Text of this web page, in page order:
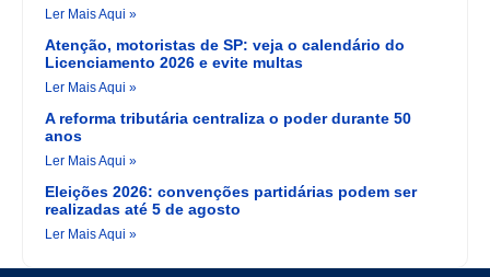
Ler Mais Aqui »
Atenção, motoristas de SP: veja o calendário do
Licenciamento 2026 e evite multas
Ler Mais Aqui »
A reforma tributária centraliza o poder durante 50
anos
Ler Mais Aqui »
Eleições 2026: convenções partidárias podem ser
realizadas até 5 de agosto
Ler Mais Aqui »